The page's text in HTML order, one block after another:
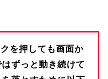
を押しても画面か
ずっと動き続けて